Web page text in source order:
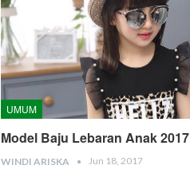
UMUM
Model Baju Lebaran Anak 2017
WINDI ARISKA Jun 18, 2017